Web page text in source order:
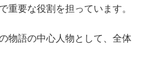
重要な役割を担っています。
物語の中心人物として、全体